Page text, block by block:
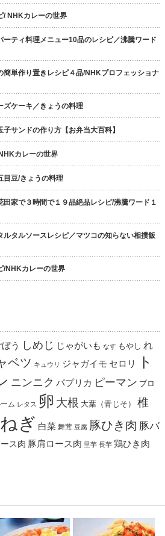
/ NHKカレーの世界
ーティ料理メニュー10品のレシピ／沸騰ワード
簡単作り置きレシピ４品/NHKプロフェッショナ
ズケーキ／きょうの料理
サンドの作り方【お弁当大百科】
カレーの世界
目豆/きょうの料理
家で３時間で１９品絶品レシピ/沸騰ワード１
ルタルソースレシピ／マツコの知らない相撲飯
/NHKカレーの世界
ぼう しめじ じゃがいも なす もやし れ
ベツ キュウリ ジャガイモ セロリ
ト
ニンニク パプリカ ピーマン ブロ
ム レタス 卵 大根 大葉（青じそ）
椎
ぎ 白菜 舞茸 豆腐 豚ひき肉 豚バ
ス肉 豚肩ロース肉 里芋 長芋 鶏ひき肉